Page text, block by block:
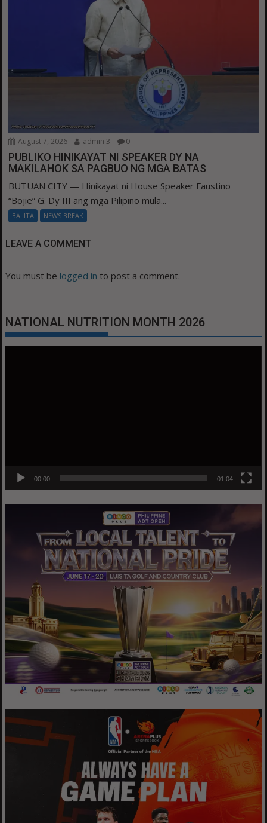
August 7, 2026 admin 3 0
PUBLIKO HINIKAYAT NI SPEAKER DY NA
MAKILAHOK SA PAGBUO NG MGA BATAS
BUTUAN CITY — Hinikayat ni House Speaker Faustino
“Bojie” G. Dy III ang mga Pilipino mula...
BALITA NEWS BREAK
LEAVE A COMMENT
You must be logged in to post a comment.
NATIONAL NUTRITION MONTH 2026
00:00 01:04